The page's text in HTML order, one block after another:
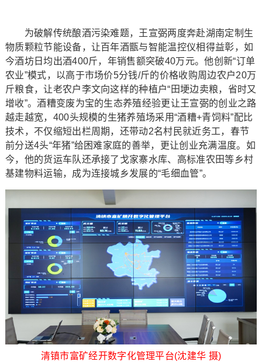
为破解传统酿酒污染难题，王宣弼两度奔赴湖南定制生
物质颗粒节能设备，让百年酒甑与智能温控仪相得益彰，如
今酒坊日均出酒400斤，年销售额突破40万元。他创新“订单
农业”模式，以高于市场价5分钱/斤的价格收购周边农户20万
斤粮食，让老农户李文向这样的种植户“田埂边卖粮，省时又
增收”。酒糟变废为宝的生态养殖经验更让王宣弼的创业之路
越走越宽，400头规模的生猪养殖场采用“酒糟+青饲料”配比
技术，不仅缩短出栏周期，还带动2名村民就近务工，春节
前分送4头“年猪”给困难家庭的善举，更让创业充满温度。如
今，他的货运车队还承接了戈家寨水库、高标准农田等乡村
基建物料运输，成为连接城乡发展的“毛细血管”。
清镇市富矿经开数字化管理平台(沈建华 摄)